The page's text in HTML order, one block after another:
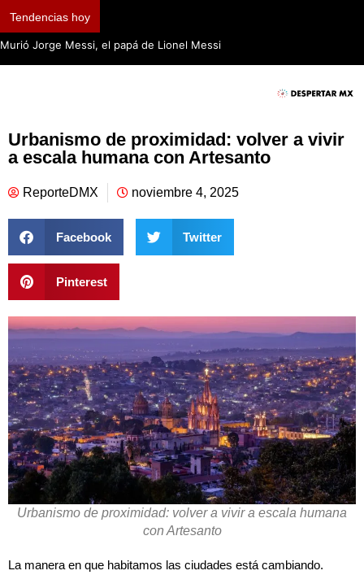
Tendencias hoy
Murió Jorge Messi, el papá de Lionel Messi
Urbanismo de proximidad: volver a vivir
a escala humana con Artesanto
ReporteDMX noviembre 4, 2025
Facebook Twitter
Pinterest
Urbanismo de proximidad: volver a vivir a escala humana
con Artesanto
La manera en que habitamos las ciudades está cambiando.